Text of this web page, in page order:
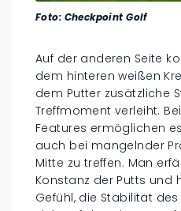
Foto: Checkpoint Golf
Auf der anderen Seite
dem hinteren weißen
dem Putter zusätzliche
Treffmoment verleiht.
Features ermöglichen
auch bei mangelnder
Mitte zu treffen. Man
Konstanz der Putts und
Gefühl, die Stabilität